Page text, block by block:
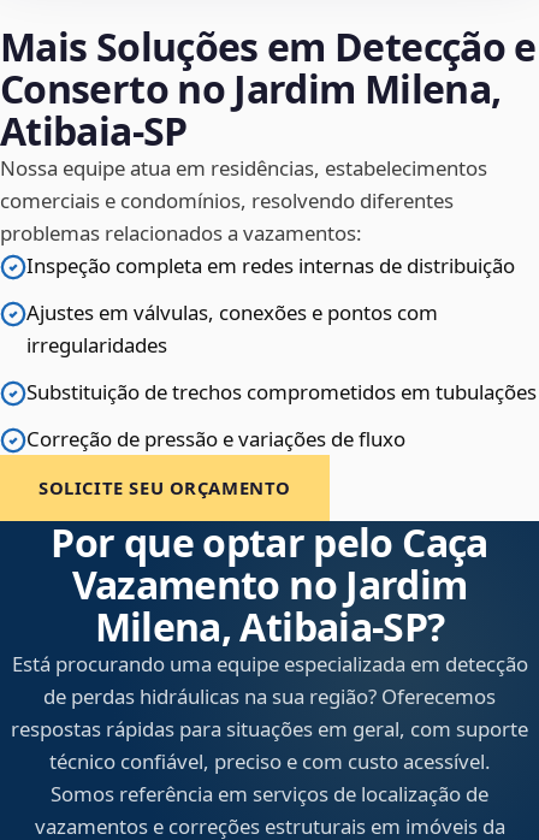
Mais Soluções em Detecção e
Conserto no Jardim Milena,
Atibaia‑SP
Nossa equipe atua em residências, estabelecimentos
comerciais e condomínios, resolvendo diferentes
problemas relacionados a vazamentos:
Inspeção completa em redes internas de distribuição
Ajustes em válvulas, conexões e pontos com
irregularidades
Substituição de trechos comprometidos em tubulações
Correção de pressão e variações de fluxo
SOLICITE SEU ORÇAMENTO
Por que optar pelo Caça
Vazamento no Jardim
Milena, Atibaia‑SP?
Está procurando uma equipe especializada em detecção
de perdas hidráulicas na sua região? Oferecemos
respostas rápidas para situações em geral, com suporte
técnico confiável, preciso e com custo acessível.
Somos referência em serviços de localização de
vazamentos e correções estruturais em imóveis da